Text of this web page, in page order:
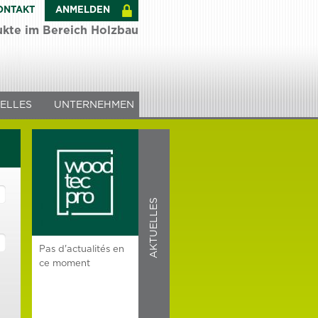
ANMELDEN
im Bereich Holzbau
UNTERNEHMEN
Pas d'actualités en
ce moment
AKTUELLES